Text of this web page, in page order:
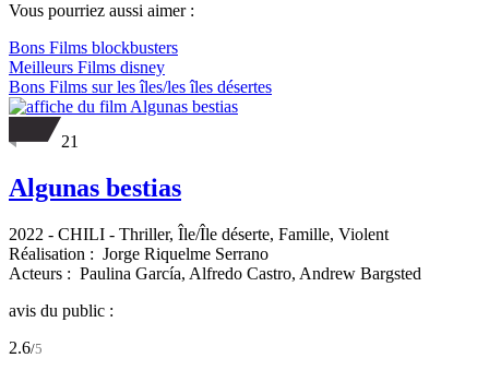
Vous pourriez aussi aimer :
Bons Films blockbusters
Meilleurs Films disney
Bons Films sur les îles/les îles désertes
21
Algunas bestias
2022 - CHILI - Thriller, Île/Île déserte, Famille, Violent
Réalisation : Jorge Riquelme Serrano
Acteurs : Paulina García, Alfredo Castro, Andrew Bargsted
avis du public :
2.6/5